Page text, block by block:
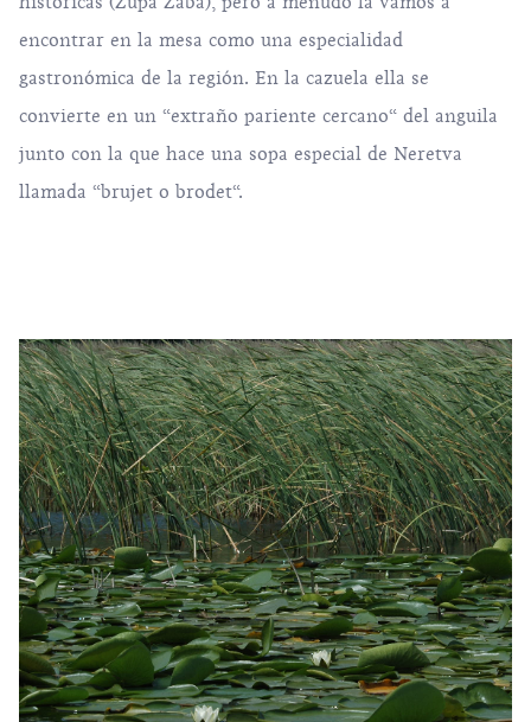
encontrar en la mesa como una especialidad
gastronómica de la región. En la cazuela ella se
convierte en un “extraño pariente cercano“ del anguila
junto con la que hace una sopa especial de Neretva
llamada “brujet o brodet“.